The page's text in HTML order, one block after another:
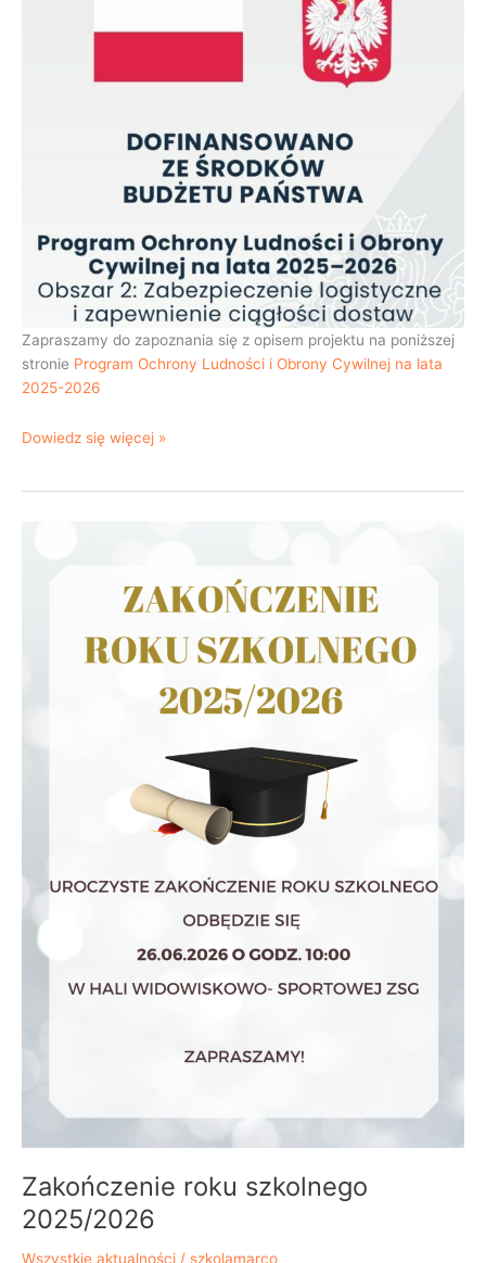
Zapraszamy do zapoznania się z opisem projektu na poniższej
stronie Program Ochrony Ludności i Obrony Cywilnej na lata
2025-2026
Dowiedz się więcej »
Zakończenie roku szkolnego
2025/2026
Wszystkie aktualności / szkolamarco